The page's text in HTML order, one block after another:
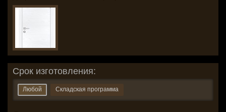
Срок изготовления:
Любой Складская программа